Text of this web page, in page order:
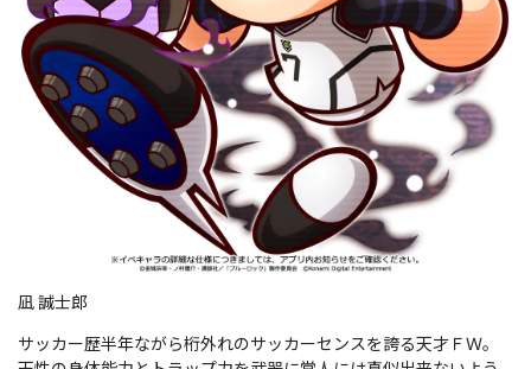
凪 誠士郎
サッカー歴半年ながら桁外れのサッカーセンスを誇る天才ＦＷ。